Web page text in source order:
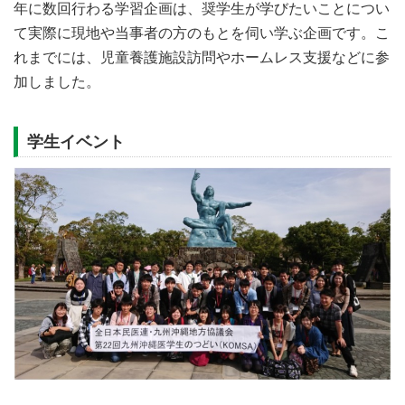
年に数回行わる学習企画は、奨学生が学びたいことについ
て実際に現地や当事者の方のもとを伺い学ぶ企画です。こ
れまでには、児童養護施設訪問やホームレス支援などに参
加しました。
学生イベント